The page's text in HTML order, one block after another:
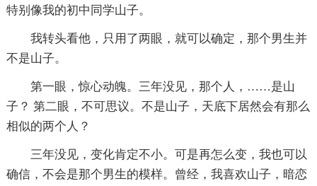
特别像我的初中同学山子。
我转头看他，只用了两眼，就可以确定，那个男生并
不是山子。
第一眼，惊心动魄。三年没见，那个人，……是山
子？ 第二眼，不可思议。不是山子，天底下居然会有那么
相似的两个人？
三年没见，变化肯定不小。可是再怎么变，我也可以
确信，不会是那个男生的模样。曾经，我喜欢山子，暗恋